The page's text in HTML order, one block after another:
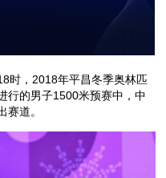
，2018年平昌冬季奥林匹
行的男子1500米预赛中，中
赛道。